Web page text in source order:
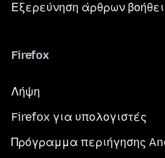
Εξερεύνηση άρθρων
Firefox
Λήψη
Firefox για υπολογιστές
Πρόγραμμα περιήγησης